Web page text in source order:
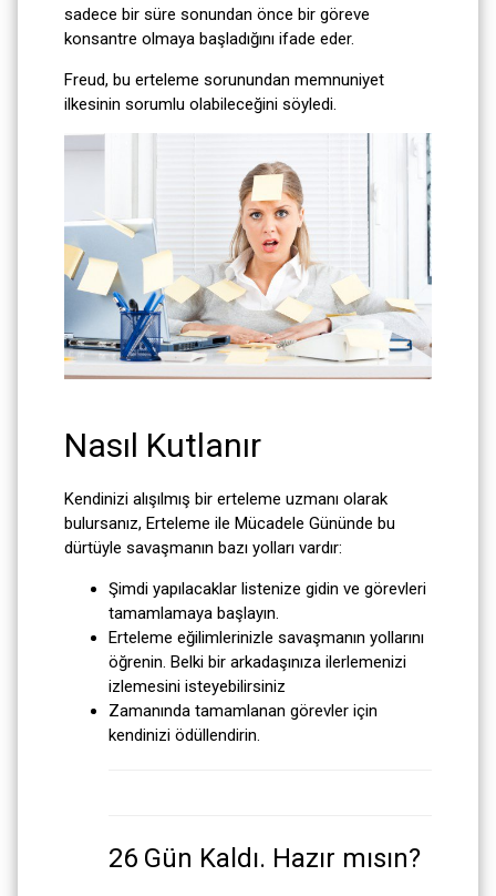
sadece bir süre sonundan önce bir göreve
konsantre olmaya başladığını ifade eder.
Freud, bu erteleme sorunundan memnuniyet
ilkesinin sorumlu olabileceğini söyledi.
Nasıl Kutlanır
Kendinizi alışılmış bir erteleme uzmanı olarak
bulursanız, Erteleme ile Mücadele Gününde bu
dürtüyle savaşmanın bazı yolları vardır:
Şimdi yapılacaklar listenize gidin ve görevleri
tamamlamaya başlayın.
Erteleme eğilimlerinizle savaşmanın yollarını
öğrenin. Belki bir arkadaşınıza ilerlemenizi
izlemesini isteyebilirsiniz
Zamanında tamamlanan görevler için
kendinizi ödüllendirin.
26 Gün Kaldı. Hazır mısın?